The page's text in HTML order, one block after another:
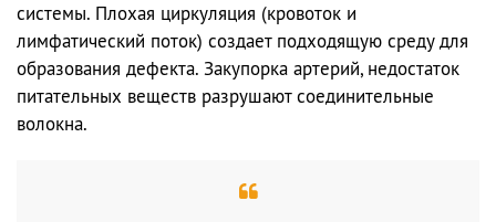
системы. Плохая циркуляция (кровоток и
лимфатический поток) создает подходящую среду для
образования дефекта. Закупорка артерий, недостаток
питательных веществ разрушают соединительные
волокна.